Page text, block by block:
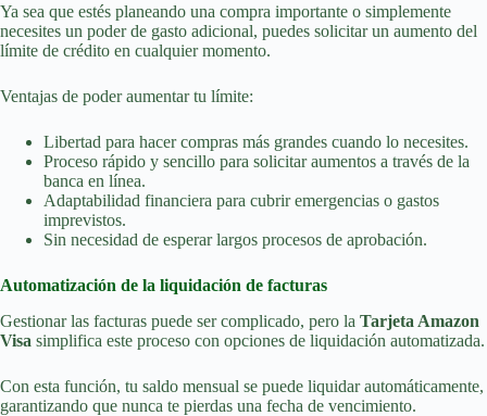
Ya sea que estés planeando una compra importante o simplemente
necesites un poder de gasto adicional, puedes solicitar un aumento del
límite de crédito en cualquier momento.
Ventajas de poder aumentar tu límite:
Libertad para hacer compras más grandes cuando lo necesites.
Proceso rápido y sencillo para solicitar aumentos a través de la
banca en línea.
Adaptabilidad financiera para cubrir emergencias o gastos
imprevistos.
Sin necesidad de esperar largos procesos de aprobación.
Automatización de la liquidación de facturas
Gestionar las facturas puede ser complicado, pero la Tarjeta Amazon
Visa simplifica este proceso con opciones de liquidación automatizada.
Con esta función, tu saldo mensual se puede liquidar automáticamente,
garantizando que nunca te pierdas una fecha de vencimiento.